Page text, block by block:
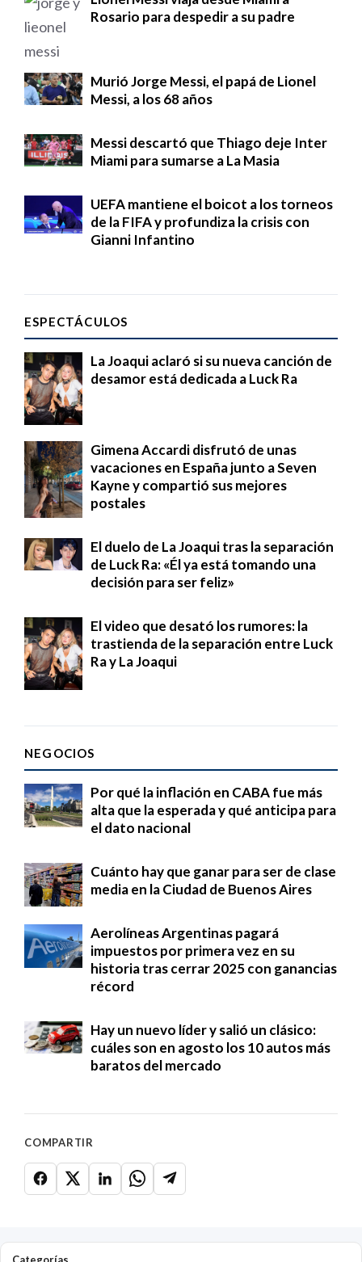
Rosario para despedir a su padre
Murió Jorge Messi, el papá de Lionel
Messi, a los 68 años
Messi descartó que Thiago deje Inter
Miami para sumarse a La Masia
UEFA mantiene el boicot a los torneos
de la FIFA y profundiza la crisis con
Gianni Infantino
ESPECTÁCULOS
La Joaqui aclaró si su nueva canción de
desamor está dedicada a Luck Ra
Gimena Accardi disfrutó de unas
vacaciones en España junto a Seven
Kayne y compartió sus mejores
postales
El duelo de La Joaqui tras la separación
de Luck Ra: «Él ya está tomando una
decisión para ser feliz»
El video que desató los rumores: la
trastienda de la separación entre Luck
Ra y La Joaqui
NEGOCIOS
Por qué la inflación en CABA fue más
alta que la esperada y qué anticipa para
el dato nacional
Cuánto hay que ganar para ser de clase
media en la Ciudad de Buenos Aires
Aerolíneas Argentinas pagará
impuestos por primera vez en su
historia tras cerrar 2025 con ganancias
récord
Hay un nuevo líder y salió un clásico:
cuáles son en agosto los 10 autos más
baratos del mercado
COMPARTIR
Categorías